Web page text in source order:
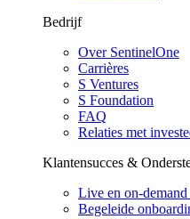
Bedrijf
Over SentinelOne
Carrières
S Ventures
S Foundation
FAQ
Relaties met
Klantensucces &
Live en on-
Begeleide